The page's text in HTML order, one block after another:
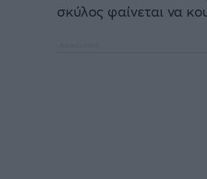
σκύλος φαίνεται να